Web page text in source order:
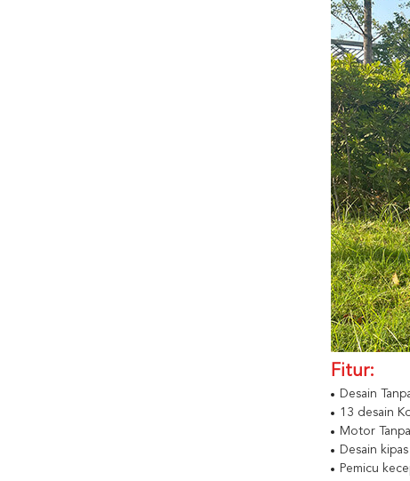
Fitur:
Desain
13 desain
Motor
Desain
Pemicu